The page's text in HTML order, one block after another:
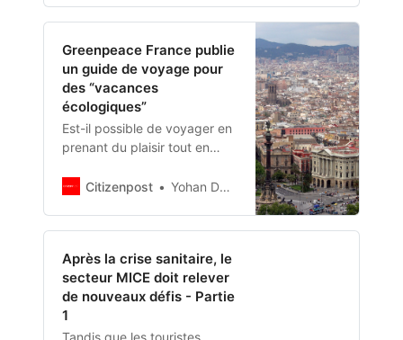
Gendrot, consultante pour le
cabinet pro-tourisme.
Greenpeace France publie
un guide de voyage pour
des “vacances
écologiques”
Est-il possible de voyager en
prenant du plaisir tout en
conscience écologique ?
Citizenpost Yohan Demeure
Après la crise sanitaire, le
secteur MICE doit relever
de nouveaux défis - Partie
1
Tandis que les touristes